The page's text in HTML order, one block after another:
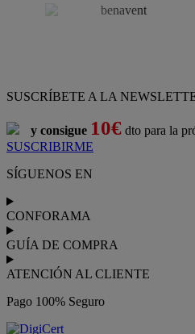
SUSCRÍBETE A LA
y consigue 10€ dto para la
SUSCRIBIRME
SÍGUENOS EN
CONFORAMA
GUÍA DE COMPRA
ATENCIÓN AL CLIENTE
Pago 100% Seguro